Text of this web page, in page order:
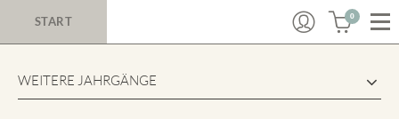
START 0
WEITERE JAHRGÄNGE